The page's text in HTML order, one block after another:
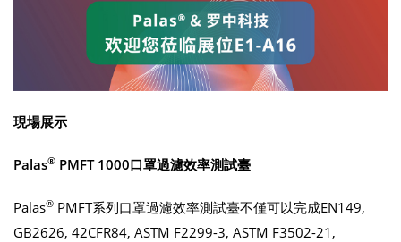
現場展示
Palas® PMFT 1000口罩過濾效率測試臺
Palas® PMFT系列口罩過濾效率測試臺不僅可以完成EN149,
GB2626, 42CFR84, ASTM F2299-3, ASTM F3502-21,